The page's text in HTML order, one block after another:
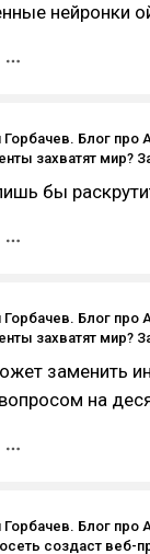
нейронки
Блог про
бы
Блог про
заменить
на
Блог про